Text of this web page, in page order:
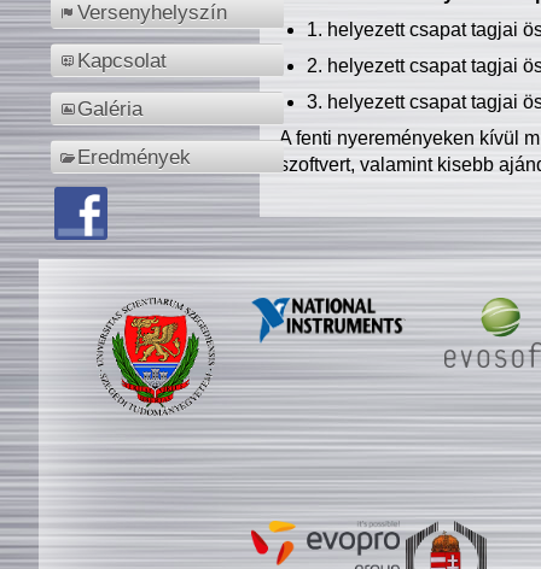
Versenyhelyszín
Kapcsolat
Galéria
Eredmények
1. helyezett csapat tagjai
2. helyezett csapat tagjai
3. helyezett csapat tagjai
A fenti nyereményeken kívül
szoftvert, valamint kisebb